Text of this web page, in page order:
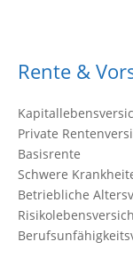
Rente &
Private
Basisrente
Schwere
Betriebliche